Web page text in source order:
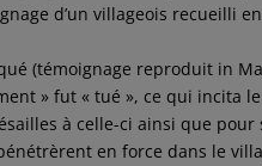
d’un villageois recueilli
(témoignage reproduit in
» fut « tué », ce qui incita
à celle-ci ainsi que
en force dans le